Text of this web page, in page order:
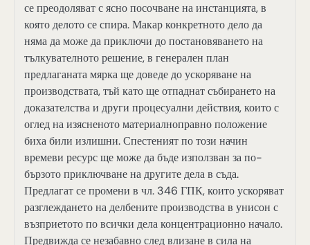
се преодоляват с ясно посочване на инстанцията, в
която делото се спира. Макар конкретното дело да
няма да може да приключи до постановяването на
тълкувателното решение, в генерален план
предлаганата мярка ще доведе до ускоряване на
производствата, тъй като ще отпаднат събирането на
доказателства и други процесуални действия, които с
оглед на изясненото материалноправно положение
биха били излишни. Спестеният по този начин
времеви ресурс ще може да бъде използван за по-
бързото приключване на другите дела в съда.
Предлагат се промени в чл. 346 ГПК, които ускоряват
разглеждането на делбените производства в унисон с
възприетото по всички дела концентрационно начало.
Предвижда се незабавно след влизане в сила на